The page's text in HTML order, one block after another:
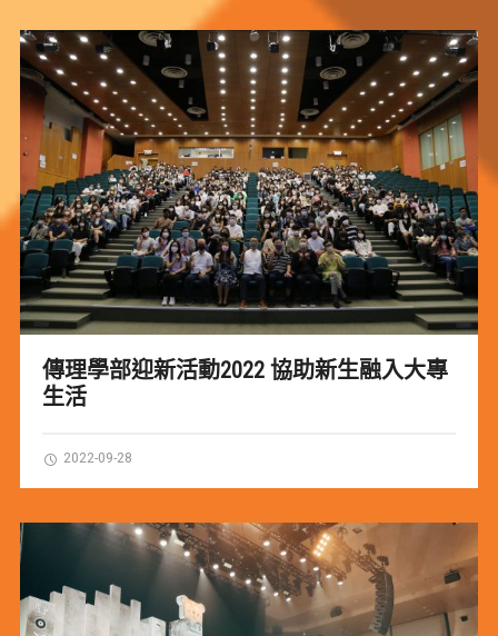
傳理學部迎新活動2022 協助新生融入大專
生活
2022-09-28